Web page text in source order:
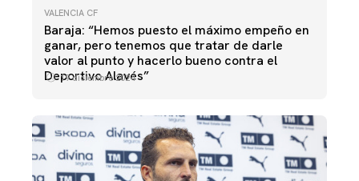
VALENCIA CF
Baraja: “Hemos puesto el máximo empeño en
ganar, pero tenemos que tratar de darle
valor al punto y hacerlo bueno contra el
Deportivo Alavés”
19 diciembre 2024